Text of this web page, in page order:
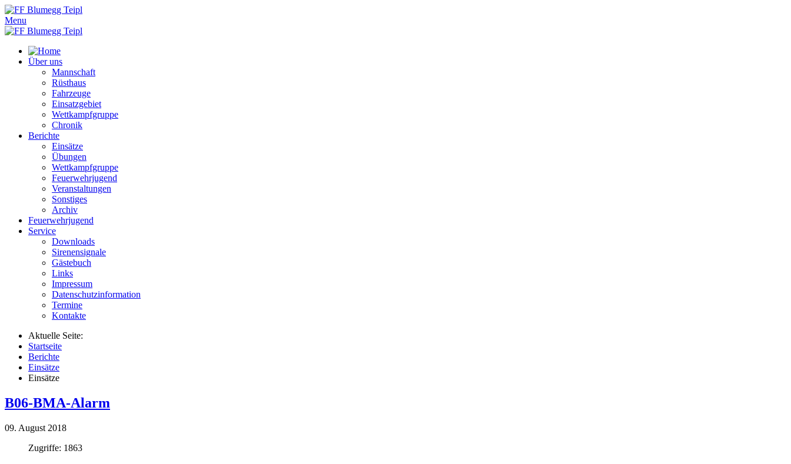
Menu
Über uns
Mannschaft
Rüsthaus
Fahrzeuge
Einsatzgebiet
Wettkampfgruppe
Chronik
Berichte
Einsätze
Übungen
Wettkampfgruppe
Feuerwehrjugend
Veranstaltungen
Sonstiges
Archiv
Feuerwehrjugend
Service
Downloads
Sirenensignale
Gästebuch
Links
Impressum
Datenschutzinformation
Termine
Kontakte
Aktuelle Seite:
Startseite
Berichte
Einsätze
Einsätze
B06-BMA-Alarm
09. August 2018
Zugriffe: 1863